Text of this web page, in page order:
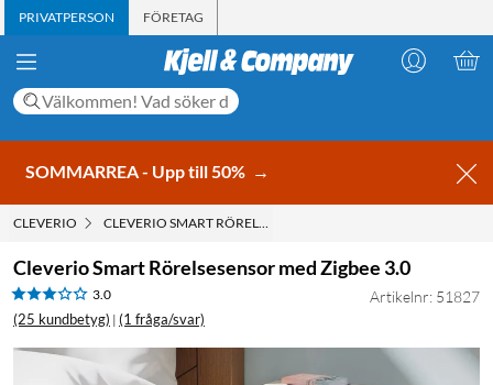
PRIVATPERSON FÖRETAG
SOMMARREA - Upp till 50% →
CLEVERIO CLEVERIO SMART RÖRELSESENSOR MED ZIGBEE 3.0
Cleverio Smart Rörelsesensor med Zigbee 3.0
3.0
(25 kundbetyg) | (1 fråga/svar)
Artikelnr: 51827